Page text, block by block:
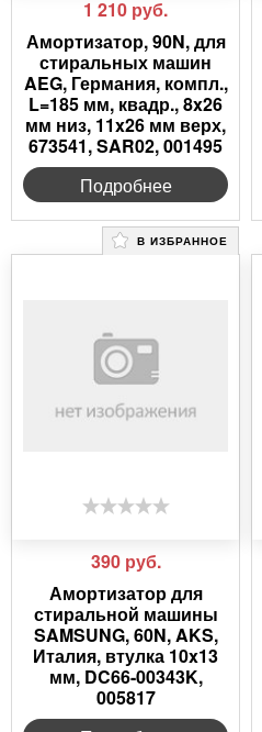
1 210 руб.
Амортизатор, 90N, для
стиральных машин
AEG, Германия, компл.,
L=185 мм, квадр., 8x26
мм низ, 11x26 мм верх,
673541, SAR02, 001495
Подробнее
В ИЗБРАННОЕ
390 руб.
Амортизатор для
стиральной машины
SAMSUNG, 60N, AKS,
Италия, втулка 10x13
мм, DC66-00343K,
005817